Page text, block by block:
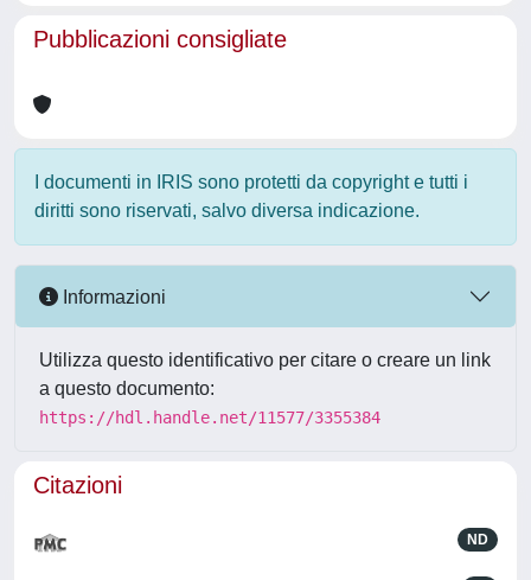
Pubblicazioni consigliate
I documenti in IRIS sono protetti da copyright e tutti i
diritti sono riservati, salvo diversa indicazione.
Informazioni
Utilizza questo identificativo per citare o creare un link
a questo documento:
https://hdl.handle.net/11577/3355384
Citazioni
ND